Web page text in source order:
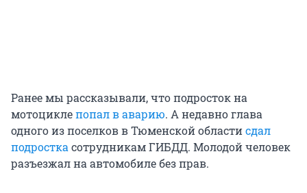
Ранее мы рассказывали, что подросток на
мотоциклепопал в аварию. А недавно глава
одного из поселков в Тюменской областисдал
подростка сотрудникам ГИБДД. Молодой человек
разъезжал на автомобиле без прав.